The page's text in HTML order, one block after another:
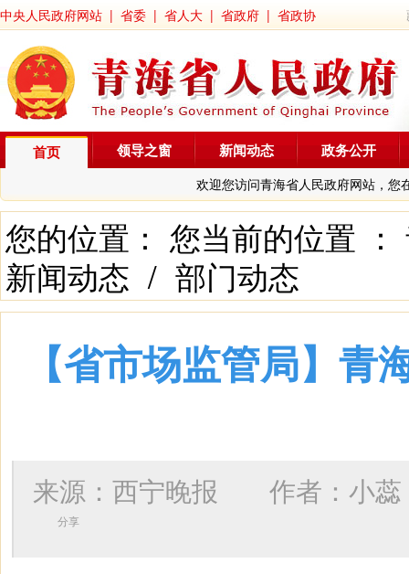
中央人民政府网站 | 省委 | 省人大 | 省政府 | 省政协
首页
欢迎您访问青海省人民政府网站，您
领导之窗 新闻动态 政务公开
您的位置： 您当前的位置 ：
新闻动态 / 部门动态
【省市场监管局】
来源：西宁晚报 作者： 小蕊
分享